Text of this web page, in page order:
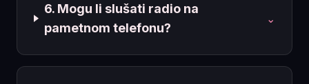
6. Mogu li slušati radio na
pametnom telefonu?
⌄